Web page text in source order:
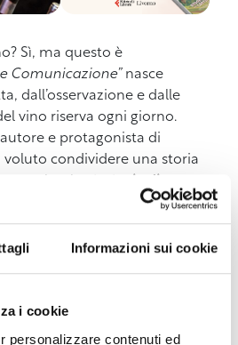
Informazioni sui cookie
i cookie
personalizzare contenuti ed
Sì, ma questo è
Comunicazione” nasce
dall’osservazione e dalle
vino riserva ogni giorno.
e protagonista di
voluto condividere una storia
. In questo evento di
cosa significa davvero
al cuore di ciò che
e le storie di chi vive di